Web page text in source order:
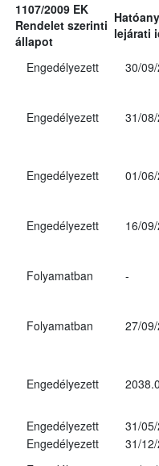
1107/2009 EK
Rendelet szerinti
állapot
lejárati
Engedélyezett
30/
Engedélyezett 31/
Engedélyezett 01/
Engedélyezett 16/
Folyamatban -
Folyamatban 27/
Engedélyezett
Engedélyezett
31/
Engedélyezett
31/